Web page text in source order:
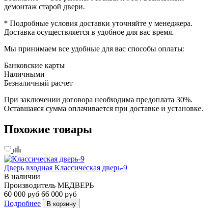
демонтаж старой двери.
* Подробные условия доставки уточняйте у менеджера.
Доставка осуществляется в удобное для вас время.
Мы принимаем все удобные для вас способы оплаты:
Банковские карты
Наличными
Безналичный расчет
При заключении договора необходима предоплата 30%.
Оставшаяся сумма оплачивается при доставке и установке.
Похожие товары
Дверь входная Классическая дверь-9
В наличии
Производитель МЕДВЕРЬ
60 000 руб 66 000 руб
Подробнее
В корзину